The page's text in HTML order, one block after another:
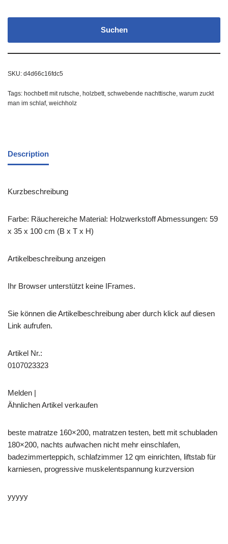
Suchen
SKU: d4d66c16fdc5
Tags: hochbett mit rutsche, holzbett, schwebende nachttische, warum zuckt
man im schlaf, weichholz
Description
Kurzbeschreibung
Farbe: Räuchereiche Material: Holzwerkstoff Abmessungen: 59
x 35 x 100 cm (B x T x H)
Artikelbeschreibung anzeigen
Ihr Browser unterstützt keine IFrames.
Sie können die Artikelbeschreibung aber durch klick auf diesen
Link aufrufen.
Artikel Nr.:
0107023323
Melden |
Ähnlichen Artikel verkaufen
beste matratze 160×200, matratzen testen, bett mit schubladen
180×200, nachts aufwachen nicht mehr einschlafen,
badezimmerteppich, schlafzimmer 12 qm einrichten, liftstab für
karniesen, progressive muskelentspannung kurzversion
yyyyy